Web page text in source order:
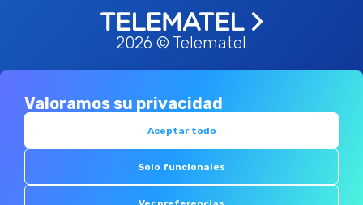
Valoramos su privacidad
Aceptar todo
Solo funcionales
2026 © Telematel
Política de privacidad -
Política de redes sociales
- Política de cookies - Canal de
denuncias